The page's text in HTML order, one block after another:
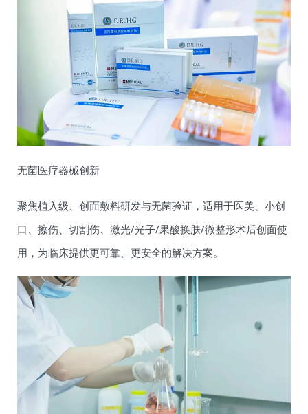
无菌医疗器械创新
聚焦植入级、创面敷料研发与无菌验证，适用于医美、小创
口、擦伤、切割伤、激光/光子/果酸换肤/微整形术后创面使
用，为临床提供更可靠、更安全的解决方案。